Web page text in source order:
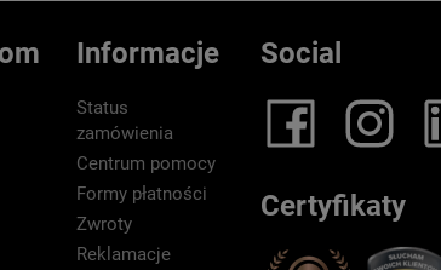
Informacje
Status
zamówienia
Centrum pomocy
Formy płatności
Zwroty
Reklamacje
Social
Certyfikaty